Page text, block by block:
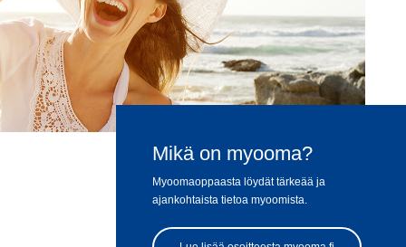
Mikä on myooma?
Myoomaoppaasta löydät tärkeää ja
ajankohtaista tietoa myoomista.